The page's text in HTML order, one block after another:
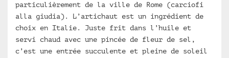
particulièrement de la ville de Rome (carciofi
alla giudia). L’artichaut est un ingrédient de
choix en Italie. Juste frit dans l’huile et
servi chaud avec une pincée de fleur de sel,
c’est une entrée succulente et pleine de soleil